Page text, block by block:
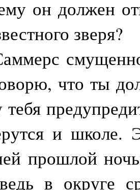
он должен
зверя?
что ты
тебя
и школе.
прошлой
в округе